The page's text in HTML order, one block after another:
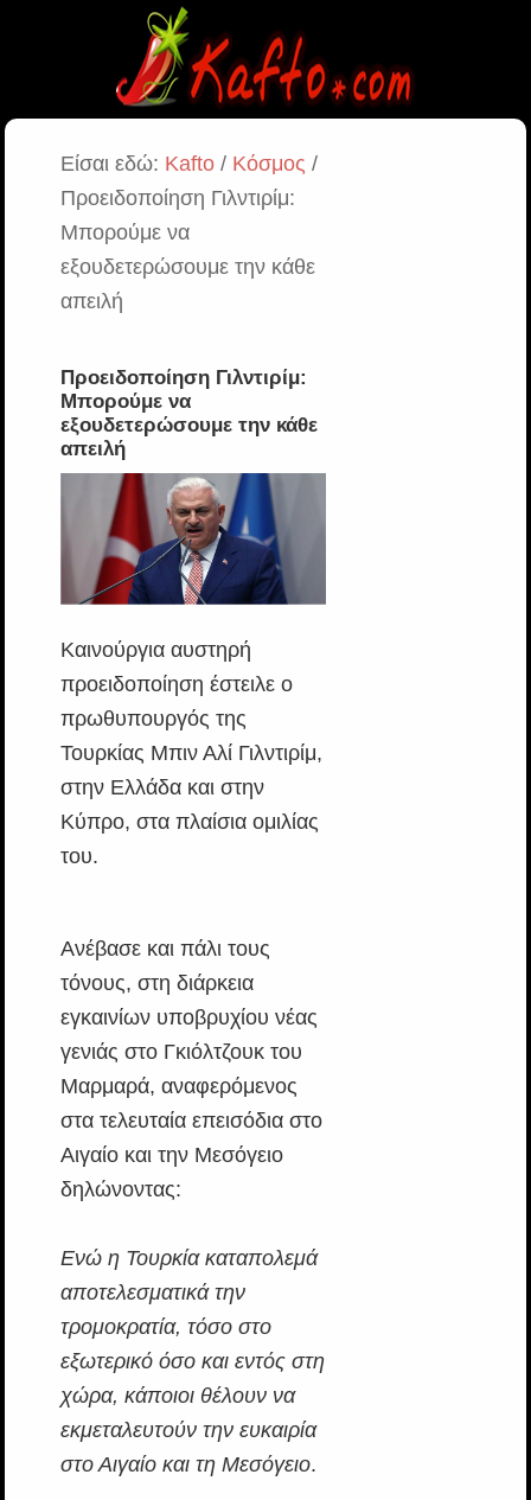
Είσαι εδώ: Kafto/ Κόσμος /
Προειδοποίηση Γιλντιρίμ:
Μπορούμε να
εξουδετερώσουμε την κάθε
απειλή
Προειδοποίηση Γιλντιρίμ:
Μπορούμε να
εξουδετερώσουμε την κάθε
απειλή
Καινούργια αυστηρή
προειδοποίηση έστειλε ο
πρωθυπουργός της
Τουρκίας Μπιν Αλί Γιλντιρίμ,
στην Ελλάδα και στην
Κύπρο, στα πλαίσια ομιλίας
του.
Ανέβασε και πάλι τους
τόνους, στη διάρκεια
εγκαινίων υποβρυχίου νέας
γενιάς στο Γκιόλτζουκ του
Μαρμαρά, αναφερόμενος
στα τελευταία επεισόδια στο
Αιγαίο και την Μεσόγειο
δηλώνοντας:
Ενώ η Τουρκία καταπολεμά
αποτελεσματικά την
τρομοκρατία, τόσο στο
εξωτερικό όσο και εντός στη
χώρα, κάποιοι θέλουν να
εκμεταλευτούν την ευκαιρία
στο Αιγαίο και τη Μεσόγειο.